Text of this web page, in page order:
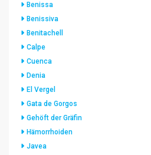
Benissa
Benissiva
Benitachell
Calpe
Cuenca
Denia
El Vergel
Gata de Gorgos
Gehöft der Gräfin
Hämorrhoiden
Javea